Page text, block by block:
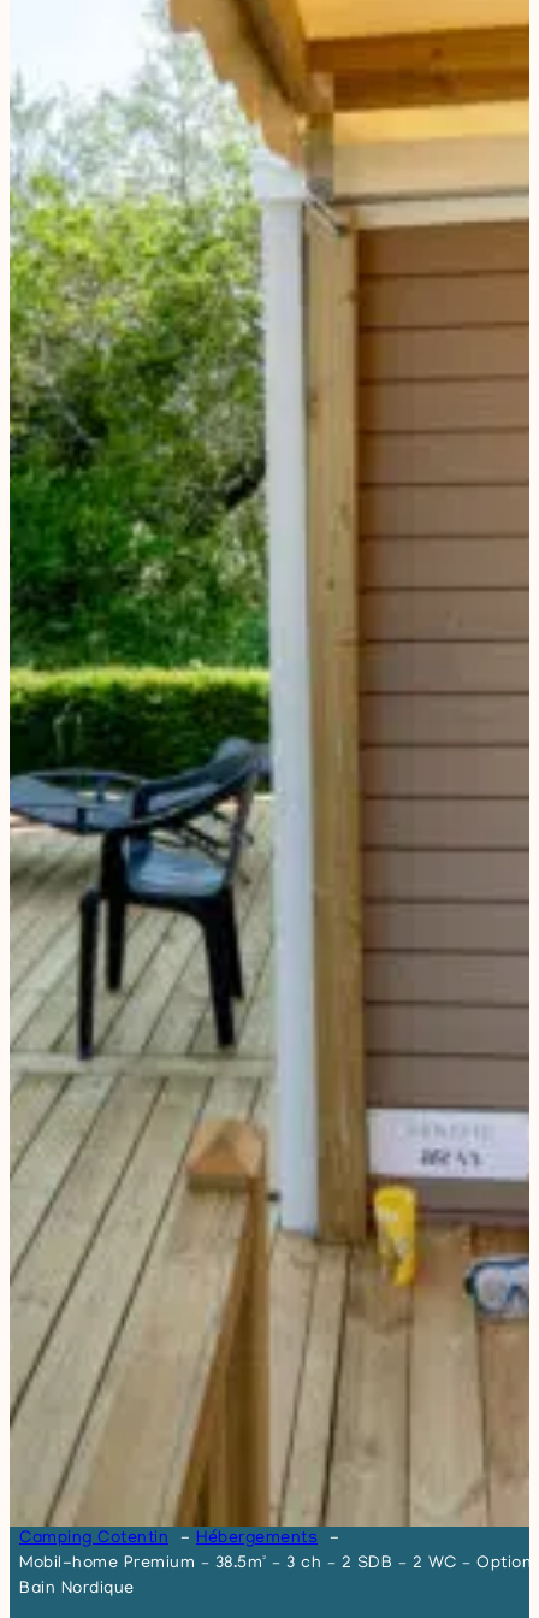
Camping Cotentin
Hébergements
Mobil-home Premium – 38.5m² – 3 ch – 2 SDB – 2 WC – Option
Bain Nordique